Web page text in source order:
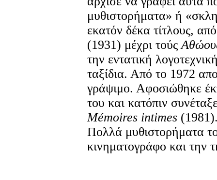
μυθιστορήματα» ή
εκατόν δέκα τίτλους,
(1931) μέχρι τούς
την εντατική
ταξίδια. Από το 1972
γράψιμο. Αφοσιώθηκε
του και κατόπιν
Memoires intimes
Πολλά μυθιστορήματα
κινηματογράφο και την